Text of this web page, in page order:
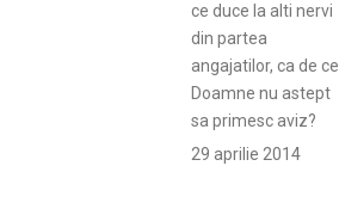
ce duce la alti nervi
din partea
angajatilor, ca de ce
Doamne nu astept
sa primesc aviz?
29 aprilie 2014